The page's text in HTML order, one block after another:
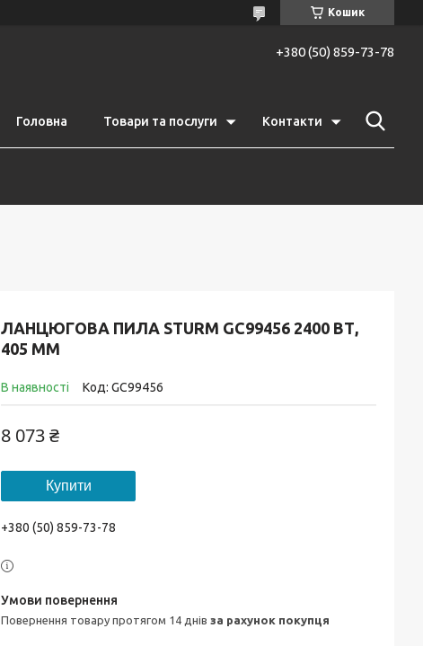
Кошик
+380 (50) 859-73-78
Головна Товари та послуги Контакти
ЛАНЦЮГОВА ПИЛА STURM GC99456 2400 ВТ,
405 ММ
В наявності Код: GC99456
8 073 ₴
Купити
+380 (50) 859-73-78
повернення товару протягом 14 днів за рахунок покупця